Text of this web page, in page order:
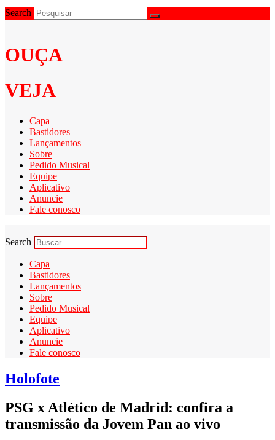
Search
OUÇA
VEJA
Capa
Bastidores
Lançamentos
Sobre
Pedido Musical
Equipe
Aplicativo
Anuncie
Fale conosco
Search
Capa
Bastidores
Lançamentos
Sobre
Pedido Musical
Equipe
Aplicativo
Anuncie
Fale conosco
Holofote
PSG x Atlético de Madrid: confira a
transmissão da Jovem Pan ao vivo